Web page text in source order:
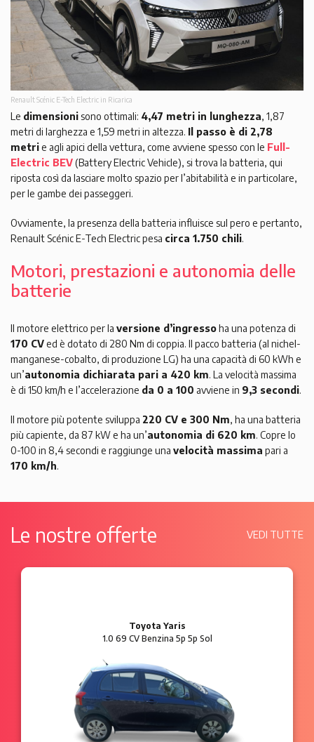
Renault Scénic E-Tech Electric in Ricarica
Le dimensionisono ottimali: 4,47 metri in lunghezza, 1,87
metri di larghezza e 1,59 metri in altezza. Il passo è di 2,78
metrie agli apici della vettura, come avviene spesso con le Full-
Electric BEV(Battery Electric Vehicle), si trova la batteria, qui
riposta così da lasciare molto spazio per l’abitabilità e in particolare,
per le gambe dei passeggeri.
Ovviamente, la presenza della batteria influisce sul pero e pertanto,
Renault Scénic E-Tech Electric pesa circa 1.750 chili.
Motori, prestazioni e autonomia delle
batterie
Il motore elettrico per la versione d’ingressoha una potenza di
170 CVed è dotato di 280 Nm di coppia. Il pacco batteria (al nichel-
manganese-cobalto, di produzione LG) ha una capacità di 60 kWh e
un’autonomia dichiarata pari a 420 km. La velocità massima
è di 150 km/h e l’accelerazione da 0 a 100 avviene in 9,3 secondi.
Il motore più potente sviluppa 220 CV e 300 Nm, ha una batteria
più capiente, da 87 kW e ha un’autonomia di 620 km. Copre lo
0-100 in 8,4 secondi e raggiunge una velocità massima pari a
170 km/h.
Le nostre offerte VEDI TUTTE
Ford Ka
1.2 8V 69 CV Benzina 3p Plus